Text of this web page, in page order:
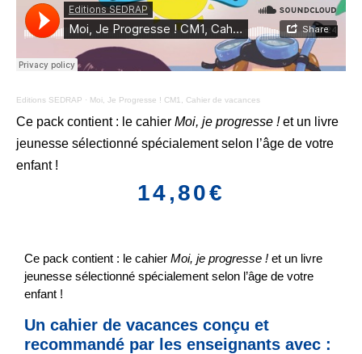
Editions SEDRAP · Moi, Je Progresse ! CM1, Cahier de vacances
Ce pack contient : le cahier Moi, je progresse !et un livre
jeunesse sélectionné spécialement selon l’âge de votre
enfant !
14,80€
Ce pack contient : le cahier Moi, je progresse ! et un livre
jeunesse sélectionné spécialement selon l’âge de votre
enfant !
Un cahier de vacances conçu et
recommandé par les enseignants avec :